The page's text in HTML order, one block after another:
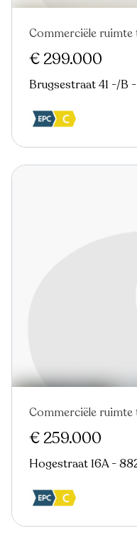
Commerciële ruimte
€ 299.000
Brugsestraat 41 -/B
Commerciële ruimte
€ 259.000
Hogestraat 16A -